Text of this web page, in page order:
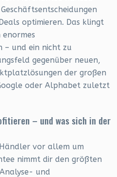
optimieren. Das klingt
– und ein nicht zu
gegenüber neuen,
der großen
oder Alphabet zuletzt
– und was sich in der
vor allem um
nimmt dir den größten
und